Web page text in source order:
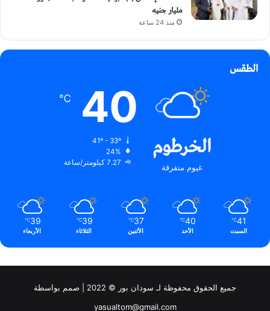
مليار جنيه
منذ 24 ساعة
الطقس
الخرطوم
غيوم متفرقة
40
℃
24%
7.27 كيلومتر/ساعة
41
℃
السبت
40
℃
الأحد
37
℃
الأثنين
39
℃
الثلاثاء
39
℃
الأربعاء
جميع الحقوق محفوظة لـ سودان بور © 2022 | صمم بواسطة
yasualtom@gmail.com